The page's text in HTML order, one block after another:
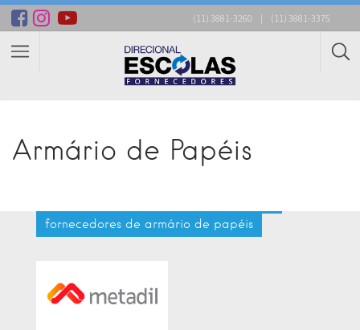
(11) 3881-3260 | (11) 3881-3375
Armário de Papéis
fornecedores de armário de papéis